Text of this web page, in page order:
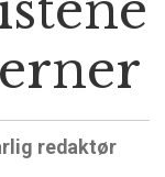
redaktør